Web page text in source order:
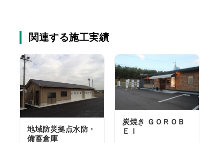
関連する施工実績
地域防災拠点水防・
備蓄倉庫
炭焼き ＧＯＲＯＢ
ＥＩ